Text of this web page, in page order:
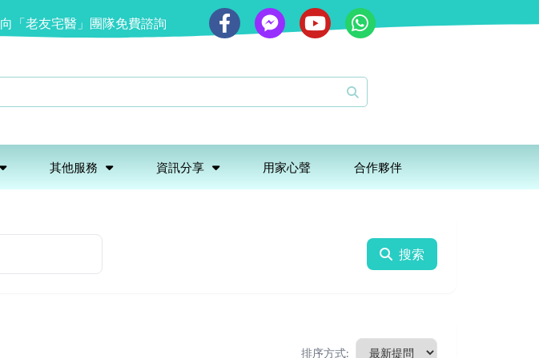
向「老友宅醫」團隊免費諮詢
其他服務 資訊分享 用家心聲 合作夥伴
搜索
排序方式: